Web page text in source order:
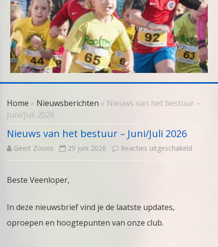
content
Home » Nieuwsberichten » Nieuws van het bestuur –
Juni/Juli 2026
Nieuws van het bestuur – Juni/Juli 2026
Geert Zoons 29 juni 2026 Reacties uitgeschakeld
Beste Veenloper,
In deze nieuwsbrief vind je de laatste updates,
oproepen en hoogtepunten van onze club.